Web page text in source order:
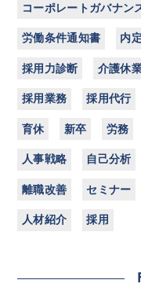
コーポレートガバナン
労働条件通知書 内
採用力診断 介護休
採用業務 採用代行
育休 新卒 労務
人事戦略 自己分析
離職改善 セミナー
人材紹介 採用